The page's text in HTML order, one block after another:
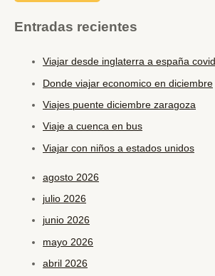
Entradas recientes
Viajar desde inglaterra a españa covid
Donde viajar economico en diciembre
Viajes puente diciembre zaragoza
Viaje a cuenca en bus
Viajar con niños a estados unidos
agosto 2026
julio 2026
junio 2026
mayo 2026
abril 2026